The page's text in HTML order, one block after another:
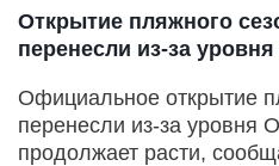
Открытие пляжного
перенесли из-за
Официальное открытие
перенесли из-за уровня
продолжает расти,